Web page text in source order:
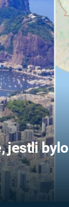
A
PŘÍBĚHY
DĚJIN
jestli bylo